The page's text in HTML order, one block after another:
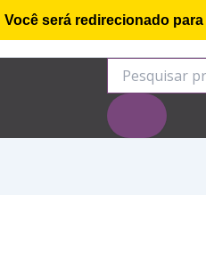
de compra Minha conta
produtos
Você será redirecionado